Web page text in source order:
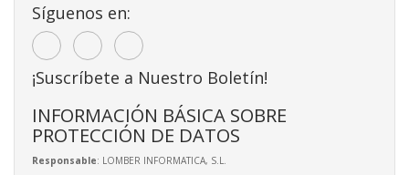
Síguenos en:
¡Suscríbete a Nuestro Boletín!
INFORMACIÓN BÁSICA SOBRE
PROTECCIÓN DE DATOS
Responsable: LOMBER INFORMATICA, S.L.